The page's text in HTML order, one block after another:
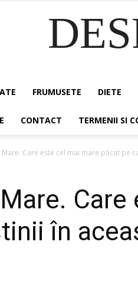
FRUMUSETE DIETE
CONTACT TERMENII SI
Mare. Care este cel mai mare păcat pe
în